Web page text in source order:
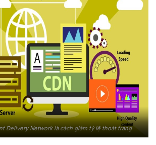
Delivery Network là cách giảm tỷ lệ thoát trang